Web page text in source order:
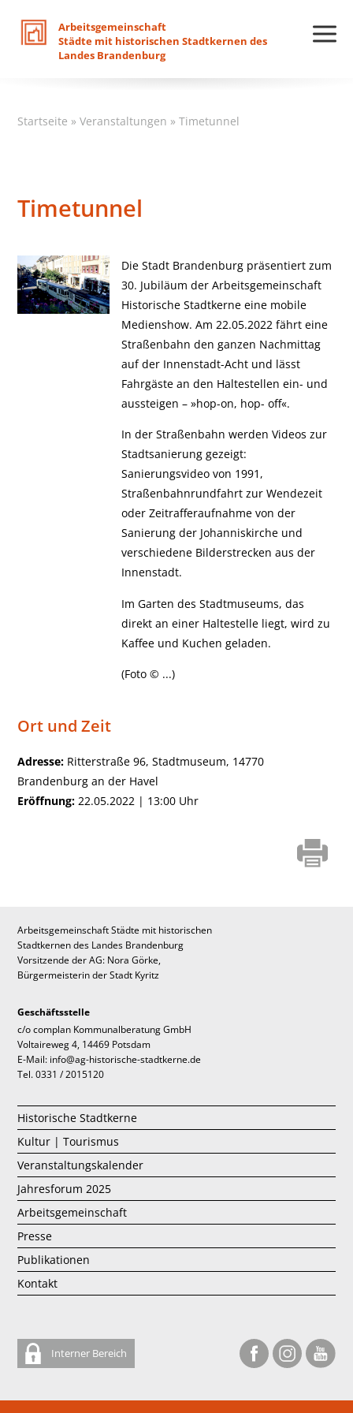
Arbeitsgemeinschaft
Städte mit historischen Stadtkernen des
Landes Brandenburg
Startseite »Veranstaltungen »Timetunnel
Timetunnel
Die Stadt Brandenburg präsentiert zum
30. Jubiläum der Arbeitsgemeinschaft
Historische Stadtkerne eine mobile
Medienshow. Am 22.05.2022 fährt eine
Straßenbahn den ganzen Nachmittag
auf der Innenstadt-Acht und lässt
Fahrgäste an den Haltestellen ein- und
aussteigen – »hop-on, hop- off«.
In der Straßenbahn werden Videos zur
Stadtsanierung gezeigt:
Sanierungsvideo von 1991,
Straßenbahnrundfahrt zur Wendezeit
oder Zeitrafferaufnahme von der
Sanierung der Johanniskirche und
verschiedene Bilderstrecken aus der
Innenstadt.
Im Garten des Stadtmuseums, das
direkt an einer Haltestelle liegt, wird zu
Kaffee und Kuchen geladen.
(Foto © ...)
Ort und Zeit
Adresse: Ritterstraße 96, Stadtmuseum, 14770
Brandenburg an der Havel
Eröffnung: 22.05.2022 | 13:00 Uhr
Arbeitsgemeinschaft Städte mit historischen
Stadtkernen des Landes Brandenburg
Vorsitzende der AG: Nora Görke,
Bürgermeisterin der Stadt Kyritz
Geschäftsstelle
c/o complan Kommunalberatung GmbH
Voltaireweg 4, 14469 Potsdam
E-Mail: info@ag-historische-stadtkerne.de
Tel. 0331 / 2015120
Historische Stadtkerne
Kultur | Tourismus
Veranstaltungskalender
Jahresforum 2025
Arbeitsgemeinschaft
Presse
Publikationen
Kontakt
Interner Bereich